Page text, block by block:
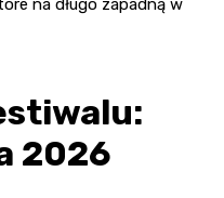
na długo zapadną w
2026